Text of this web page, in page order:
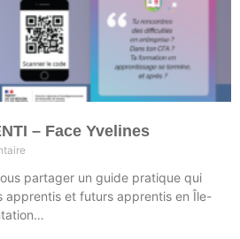
– Face Yvelines
partager un guide pratique qui
apprentis et futurs apprentis en Île-